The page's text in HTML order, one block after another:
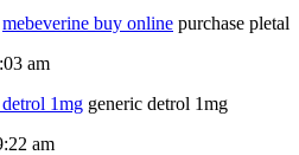
mebeverine buy online purchase pletal
am
1mg generic detrol 1mg
am